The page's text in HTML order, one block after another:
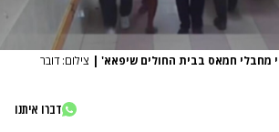
מחבלי חמאס בבית החולים שיפאא' | צילום: דובר
דברו איתנו